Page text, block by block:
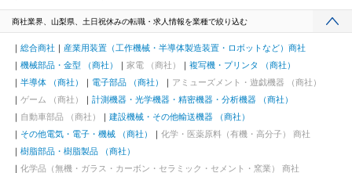
商社業界、山梨県、土日祝休みの転職・求人情報を業種で絞り込む
総合商社
産業用装置（工作機械・半導体製造装置・ロボットなど）商社
機械部品・金型 （商社）
家電 （商社）
複写機・プリンタ （商社）
半導体 （商社）
電子部品 （商社）
アミューズメント・遊戯機器 （商社）
ゲーム （商社）
計測機器・光学機器・精密機器・分析機器 （商社）
自動車部品 （商社）
建設機械・その他輸送機器 （商社）
その他電気・電子・機械 （商社）
化学・医薬原料（有機・高分子） 商社
樹脂部品・樹脂製品 （商社）
化学品（無機・ガラス・カーボン・セラミック・セメント・窯業） 商社